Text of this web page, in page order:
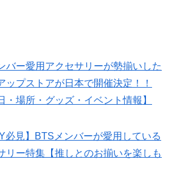
バー愛用アクセサリーが勢揃いした
ップストアが日本で開催決定！！
・場所・グッズ・イベント情報】
必見】BTSメンバーが愛用している
リー特集【推しとのお揃いを楽しも